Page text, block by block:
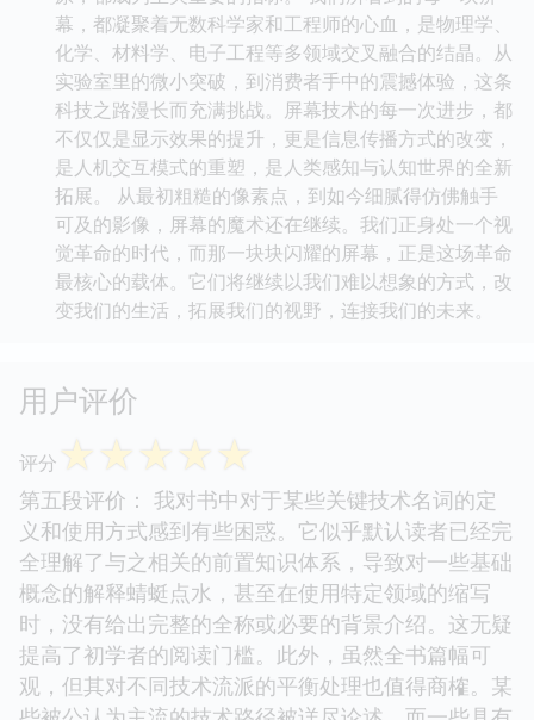
幕，都凝聚着无数科学家和工程师的心血，是物理学、
化学、材料学、电子工程等多领域交叉融合的结晶。从
实验室里的微小突破，到消费者手中的震撼体验，这条
科技之路漫长而充满挑战。屏幕技术的每一次进步，都
不仅仅是显示效果的提升，更是信息传播方式的改变，
是人机交互模式的重塑，是人类感知与认知世界的全新
拓展。 从最初粗糙的像素点，到如今细腻得仿佛触手
可及的影像，屏幕的魔术还在继续。我们正身处一个视
觉革命的时代，而那一块块闪耀的屏幕，正是这场革命
最核心的载体。它们将继续以我们难以想象的方式，改
变我们的生活，拓展我们的视野，连接我们的未来。
用户评价
评分 ☆☆☆☆☆
第五段评价： 我对书中对于某些关键技术名词的定
义和使用方式感到有些困惑。它似乎默认读者已经完
全理解了与之相关的前置知识体系，导致对一些基础
概念的解释蜻蜓点水，甚至在使用特定领域的缩写
时，没有给出完整的全称或必要的背景介绍。这无疑
提高了初学者的阅读门槛。此外，虽然全书篇幅可
观，但其对不同技术流派的平衡处理也值得商榷。某